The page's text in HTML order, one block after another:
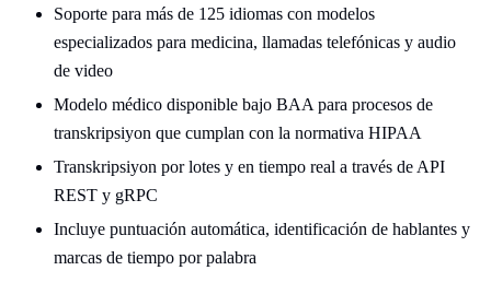
Soporte para más de 125 idiomas con modelos
especializados para medicina, llamadas telefónicas y audio
de video
Modelo médico disponible bajo BAA para procesos de
transkripsiyon que cumplan con la normativa HIPAA
Transkripsiyon por lotes y en tiempo real a través de API
REST y gRPC
Incluye puntuación automática, identificación de hablantes y
marcas de tiempo por palabra